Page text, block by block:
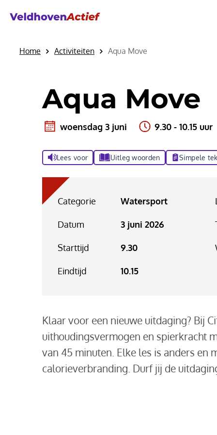
Home Activiteiten Aqua Move
Aqua Move
woensdag 3 juni 9.30 - 10.15 uur
Lees voor Uitleg woorden Simpele
Categorie Watersport
Datum 3 juni 2026
Starttijd 9.30
Eindtijd 10.15
Klaar voor een nieuwe uitdaging? Bij
uithoudingsvermogen en spierkracht
van 45 minuten. Elke les is anders en
calorieverbranding. Durf jij de